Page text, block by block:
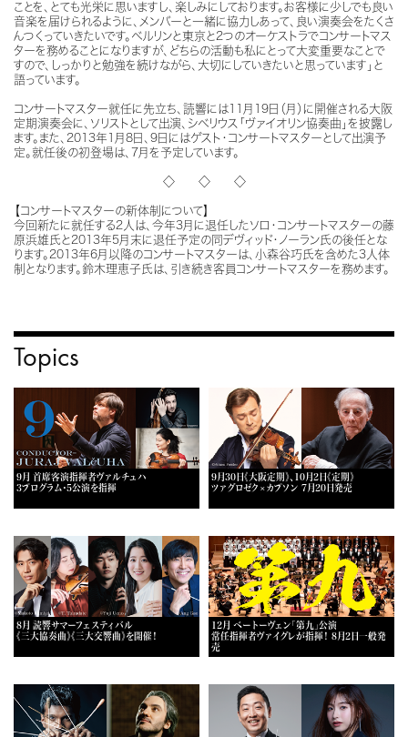
ことを、とても光栄に思いますし、楽しみにしております。お客様に少しでも良い
音楽を届けられるように、メンバーと一緒に協力しあって、良い演奏会をたくさ
んつくっていきたいです。ベルリンと東京と2つのオーケストラでコンサートマス
ターを務めることになりますが、どちらの活動も私にとって大変重要なことで
すので、しっかりと勉強を続けながら、大切にしていきたいと思っています」と
語っています。
コンサートマスター就任に先立ち、読響には11月19日（月）に開催される大阪
定期演奏会に、ソリストとして出演、シベリウス「ヴァイオリン協奏曲」を披露し
ます。また、2013年1月8日、9日にはゲスト・コンサートマスターとして出演予
定。就任後の初登場は、7月を予定しています。
◇ ◇ ◇
【コンサートマスターの新体制について】
今回新たに就任する2人は、今年3月に退任したソロ・コンサートマスターの藤
原浜雄氏と2013年5月末に退任予定の同デヴィッド・ノーラン氏の後任とな
ります。2013年6月以降のコンサートマスターは、小森谷巧氏を含めた3人体
制となります。鈴木理恵子氏は、引き続き客員コンサートマスターを務めます。
Topics
9月 首席客演指揮者ヴァルチュハ
3プログラム・5公演を指揮
9月30日《大阪定期》、10月2日《定期》
ツァグロゼク×カプソン 7月20日発売
8月 読響サマーフェスティバル
《三大協奏曲》《三大交響曲》を開催！
12月 ベートーヴェン「第九」公演
常任指揮者ヴァイグレが指揮！ 8月2日一般発
売